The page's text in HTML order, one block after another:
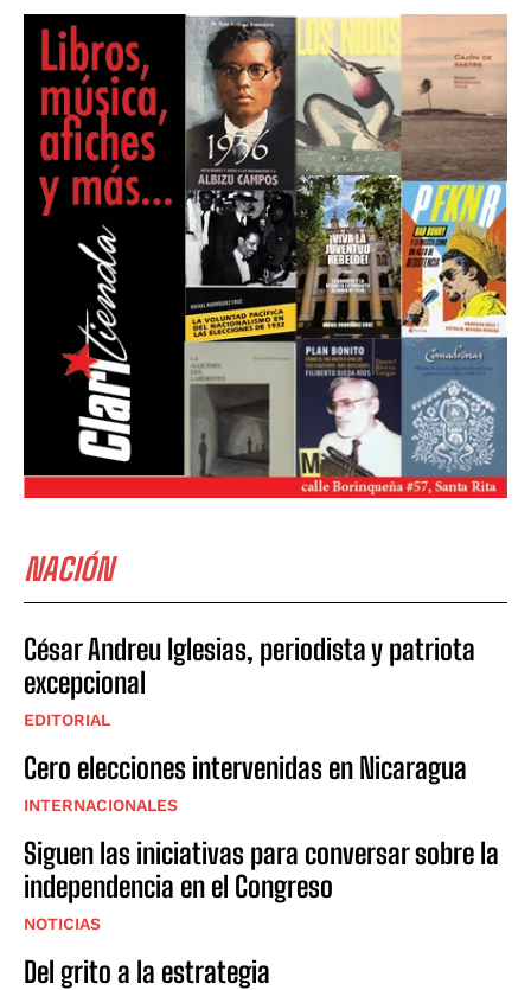
NACIÓN
César Andreu Iglesias, periodista y patriota
excepcional
EDITORIAL
Cero elecciones intervenidas en Nicaragua
INTERNACIONALES
Siguen las iniciativas para conversar sobre la
independencia en el Congreso
NOTICIAS
Del grito a la estrategia